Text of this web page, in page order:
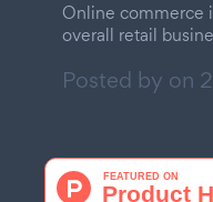
Online commerce
overall retail
Posted by on